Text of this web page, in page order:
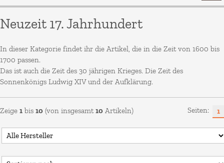
Neuzeit 17. Jahrhundert
In dieser Kategorie findet ihr die Artikel, die in die Zeit von 1600 bis
1700 passen.
Das ist auch die Zeit des 30 jährigen Krieges. Die Zeit des
Sonnenkönigs Ludwig XIV und der Aufklärung.
Zeige 1 bis 10 (von insgesamt10 Artikeln) Seiten: 1